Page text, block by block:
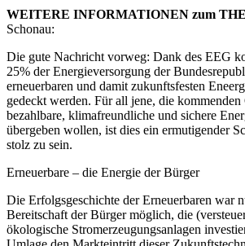
WEITERE INFORMATIONEN zum
Schonau:
Die gute Nachricht vorweg: Dank des EEG
25% der Energieversorgung der
erneuerbaren und damit zukunftsfesten
gedeckt werden. Für all jene, die kommenden
bezahlbare, klimafreundliche und sichere
übergeben wollen, ist dies ein ermutigender
stolz zu sein.
Erneuerbare – die Energie der Bürger
Die Erfolgsgeschichte der Erneuerbaren war
Bereitschaft der Bürger möglich, die
ökologische Stromerzeugungsanlagen